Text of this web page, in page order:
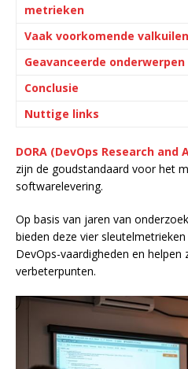
metrieken
Vaak voorkomende
Geavanceerde onderwerpen
Conclusie
Nuttige links
DORA (DevOps Research
zijn de goudstandaard voor het
softwarelevering.
Op basis van jaren van
bieden deze vier
DevOps-vaardigheden en
verbeterpunten.